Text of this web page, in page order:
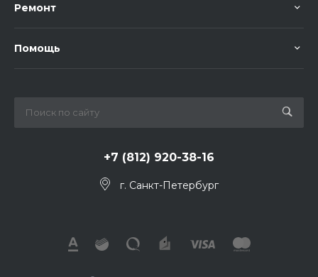
Ремонт
Помощь
+7 (812) 920-38-16
г. Санкт-Петербург